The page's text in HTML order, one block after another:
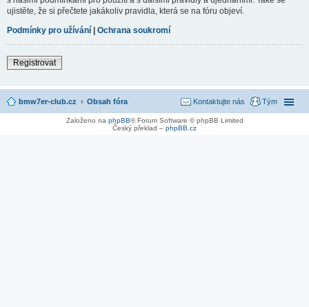
ujistěte, že si přečtete jakákoliv pravidla, která se na fóru objeví.
Podmínky pro užívání | Ochrana soukromí
Registrovat
bmw7er-club.cz Obsah fóra Tým
Kontaktujte nás
Založeno na phpBB® Forum Software © phpBB Limited
Český překlad – phpBB.cz